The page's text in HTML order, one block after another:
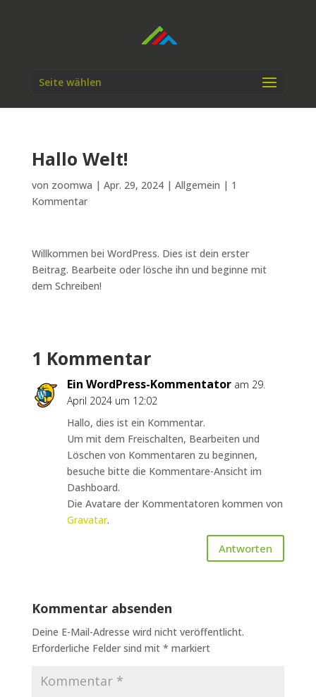
Seite wählen
Hallo Welt!
von zoomwa | Apr. 29, 2024| Allgemein | 1
Kommentar
Willkommen bei WordPress. Dies ist dein erster
Beitrag. Bearbeite oder lösche ihn und beginne mit
dem Schreiben!
1 Kommentar
Ein WordPress-Kommentator am 29.
April 2024 um 12:02
Hallo, dies ist ein Kommentar.
Um mit dem Freischalten, Bearbeiten und
Löschen von Kommentaren zu beginnen,
besuche bitte die Kommentare-Ansicht im
Dashboard.
Die Avatare der Kommentatoren kommen von
Gravatar.
Antworten
Kommentar absenden
Deine E-Mail-Adresse wird nicht veröffentlicht.
Erforderliche Felder sind mit * markiert